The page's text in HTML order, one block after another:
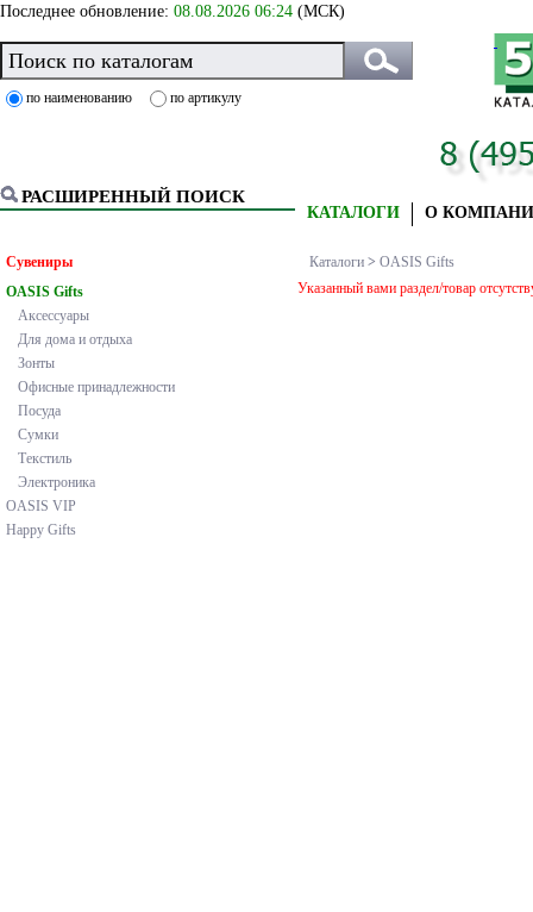
КАТАЛОГИ О
по наименованию по артикулу
РАСШИРЕННЫЙ ПОИСК
Последнее обновление: 08.08.2026 06:24 (МСК)
Сувениры
OASIS Gifts
Аксессуары
Для дома и отдыха
Зонты
Офисные принадлежности
Посуда
Сумки
Текстиль
Электроника
OASIS VIP
Happy Gifts
Каталоги > OASIS Gifts
Указанный вами раздел/товар